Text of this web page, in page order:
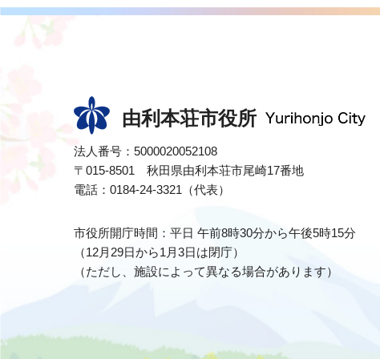
由利本荘市役所
法人番号：5000020052108
〒015-8501 秋田県由利本荘市尾崎17番地
電話：0184-24-3321（代表）
市役所開庁時間：平日 午前8時30分から午後5時15分
（12月29日から1月3日は閉庁）
（ただし、施設によって異なる場合があります）